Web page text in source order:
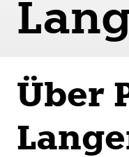
Über